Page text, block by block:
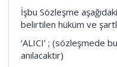
İşbu Sözleşme
belirtilen hüküm ve
‘ALICI’ ; (sözleşmede
anılacaktır)